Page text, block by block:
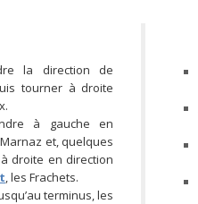
la direction de
tourner à droite
à gauche en
et, quelques
droite en direction
, les Frachets.
terminus, les